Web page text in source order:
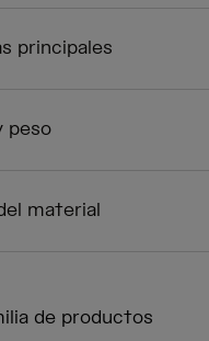
principales
peso
material
de productos